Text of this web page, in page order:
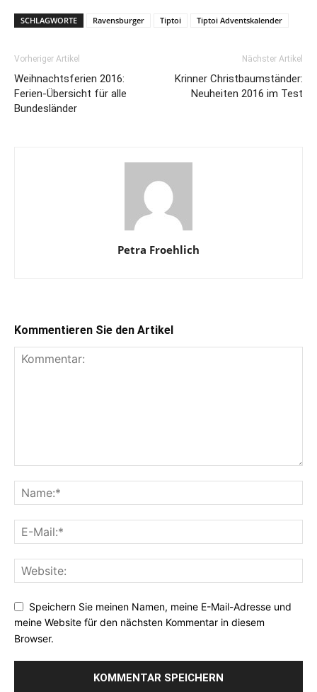
SCHLAGWORTE Ravensburger Tiptoi Tiptoi Adventskalender
Vorheriger Artikel
Weihnachtsferien 2016:
Ferien-Übersicht für alle
Bundesländer
Nächster Artikel
Krinner Christbaumständer:
Neuheiten 2016 im Test
Petra Froehlich
Kommentieren Sie den Artikel
Speichern Sie meinen Namen, meine E-Mail-Adresse und
meine Website für den nächsten Kommentar in diesem
Browser.